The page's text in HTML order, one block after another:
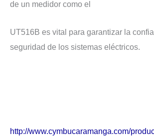
de un medidor como el
UT516B es vital para garantizar la
seguridad de los sistemas eléctricos.
http://www.cymbucaramanga.com/